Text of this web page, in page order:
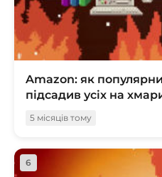
Amazon: як
підсадив усіх на
5 місяців тому
6